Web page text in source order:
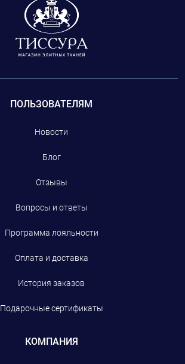
ПОЛЬЗОВАТЕЛЯМ
Новости
Блог
Отзывы
Вопросы и ответы
Программа лояльности
Оплата и доставка
История заказов
Подарочные сертификаты
КОМПАНИЯ